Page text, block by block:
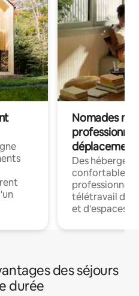
Nomades
déplacement
Des
confortables
professionnels
télétravail
et d'espaces
des séjours
durée